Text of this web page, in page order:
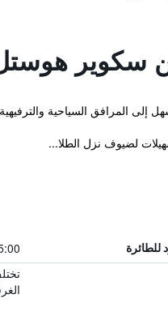
سكوير
إلى المرافق السياحية
لضيوف نزل الطلا...